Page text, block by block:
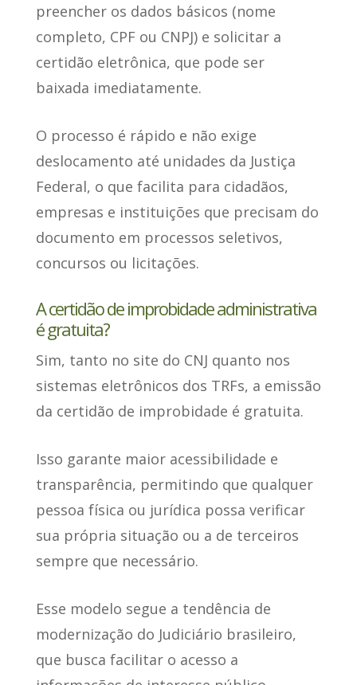
preencher os dados básicos (nome
completo, CPF ou CNPJ) e solicitar a
certidão eletrônica, que pode ser
baixada imediatamente.
O processo é rápido e não exige
deslocamento até unidades da Justiça
Federal, o que facilita para cidadãos,
empresas e instituições que precisam do
documento em processos seletivos,
concursos ou licitações.
A certidão de improbidade administrativa
é gratuita?
Sim, tanto no site do CNJ quanto nos
sistemas eletrônicos dos TRFs, a emissão
da certidão de improbidade é gratuita.
Isso garante maior acessibilidade e
transparência, permitindo que qualquer
pessoa física ou jurídica possa verificar
sua própria situação ou a de terceiros
sempre que necessário.
Esse modelo segue a tendência de
modernização do Judiciário brasileiro,
que busca facilitar o acesso a